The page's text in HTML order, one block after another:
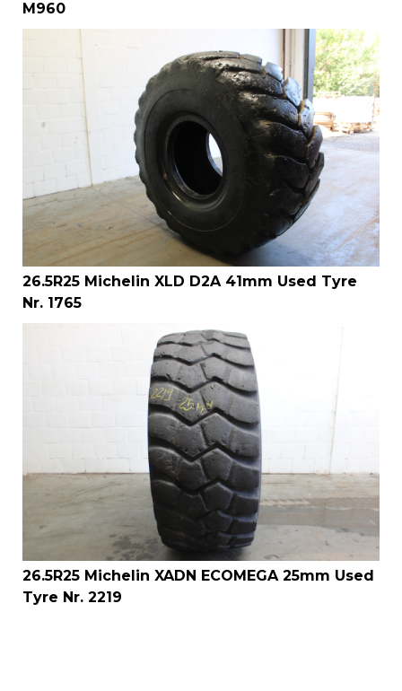
M960
26.5R25 Michelin XLD D2A 41mm Used Tyre
Nr. 1765
26.5R25 Michelin XADN ECOMEGA 25mm Used
Tyre Nr. 2219